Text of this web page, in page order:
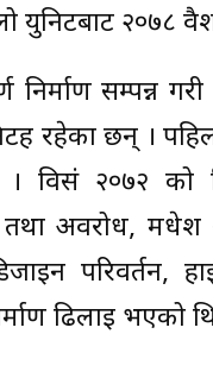
युनिटबाट २०७८
निर्माण सम्पन्न
रहेका छन् ।
। विसं २०७२
तथा अवरोध,
परिवर्तन,
ढिलाइ भएको